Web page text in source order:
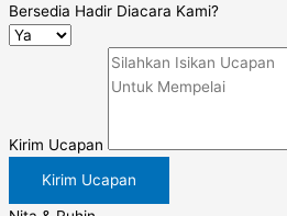
Bersedia Hadir Diacara Kami?
Kirim Ucapan
Kirim Ucapan